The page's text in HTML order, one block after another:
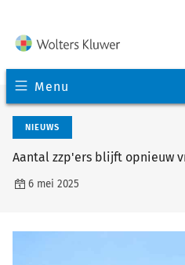
Menu
NIEUWS
Aantal zzp'ers blijft opnieuw
6 mei 2025